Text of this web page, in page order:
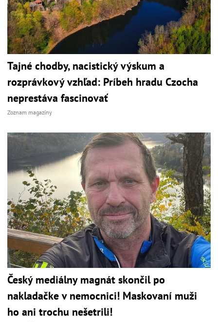
Tajné chodby, nacistický výskum a
rozprávkový vzhľad: Príbeh hradu Czocha
neprestáva fascinovať
Zoznam magazíny
Český mediálny magnát skončil po
nakladačke v nemocnici! Maskovaní muži
ho ani trochu nešetrili!